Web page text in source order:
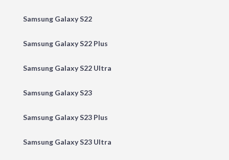
Samsung Galaxy S22
Samsung Galaxy S22 Plus
Samsung Galaxy S22 Ultra
Samsung Galaxy S23
Samsung Galaxy S23 Plus
Samsung Galaxy S23 Ultra